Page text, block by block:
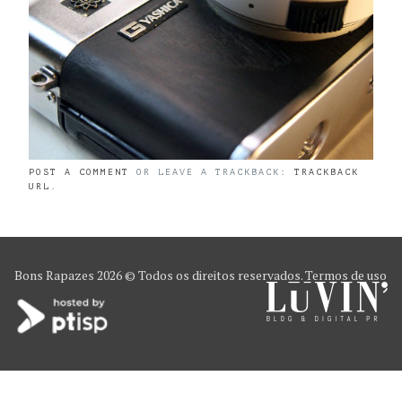
POST A COMMENT OR LEAVE A TRACKBACK: TRACKBACK
URL
Bons Rapazes 2026 © Todos os direitos reservados.Termos de uso